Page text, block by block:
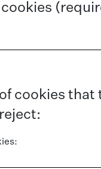
cookies that